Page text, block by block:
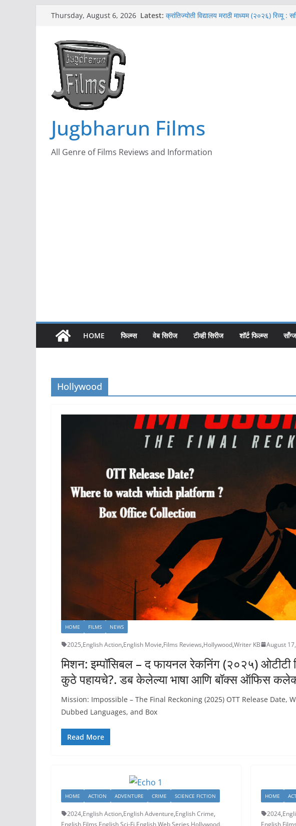
content
Thursday, August 6, 2026 Latest: क्रांतिज्योती विद्यालय मराठी माध्यम (२०२६)
Jugbharun Films
All Genre of Films Reviews and Information
HOME फिल्म्स वेब सिरीज टीव्ही सिरीज शॉर्ट फिल्म्स सॉंग्ज
Hollywood
HOME FILMS NEWS
2025,English Action,English Movie,Films Reviews,Hollywood,Writer KB August
मिशन: इम्पॉसिबल – द फायनल रेकनिंग (२०२५) ओटीटी
कुठे पहायचे?. डब केलेल्या भाषा आणि बॉक्स ऑफिस
Mission: Impossible – The Final Reckoning (2025) OTT Release Date,
Dubbed Languages, and Box
Read More
HOME ACTION ADVENTURE CRIME SCIENCE FICTION
2024,English Action,English Adventure,English Crime,
English Films,English Sci-Fi,English Web Series,Hollywood,
HOME
2024,
English Films